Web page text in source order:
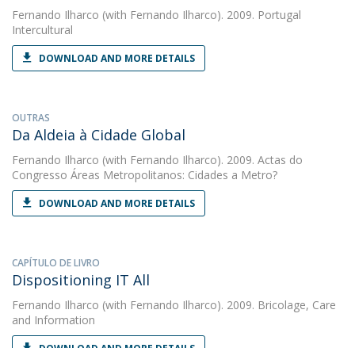
Fernando Ilharco (with Fernando Ilharco). 2009. Portugal
Intercultural
DOWNLOAD AND MORE DETAILS
OUTRAS
Da Aldeia à Cidade Global
Fernando Ilharco (with Fernando Ilharco). 2009. Actas do
Congresso Áreas Metropolitanos: Cidades a Metro?
DOWNLOAD AND MORE DETAILS
CAPÍTULO DE LIVRO
Dispositioning IT All
Fernando Ilharco (with Fernando Ilharco). 2009. Bricolage, Care
and Information